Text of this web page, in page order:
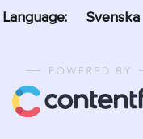
Language: Svenska